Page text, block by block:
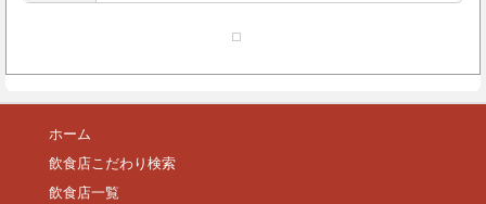
ホーム
飲食店こだわり検索
飲食店一覧